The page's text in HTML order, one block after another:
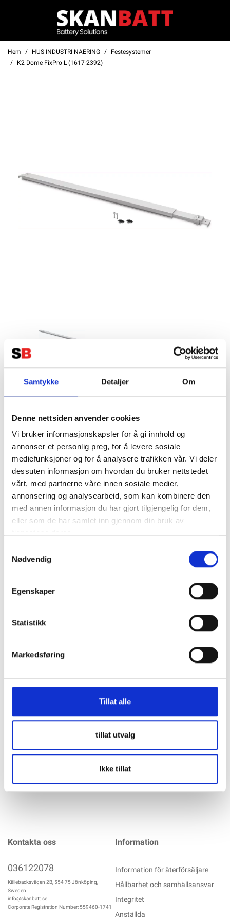
Samtykke Detaljer Om
Denne nettsiden anvender cookies
Vi bruker informasjonskapsler for å gi innhold og
annonser et personlig preg, for å levere sosiale
mediefunksjoner og for å analysere trafikken vår. Vi deler
dessuten informasjon om hvordan du bruker nettstedet
vårt, med partnerne våre innen sosiale medier,
annonsering og analysearbeid, som kan kombinere den
med annen informasjon du har gjort tilgjengelig for dem,
eller som de har samlet inn gjennom din bruk av
Nødvendig
Egenskaper
Statistikk
Markedsføring
Tillat alle
tillat utvalg
Ikke tillat
Hem HUS INDUSTRI NAERING
Festesystemer
K2 Dome FixPro L (1617-2392)
K2 Dome FixPro L (1617-2392)
Fästtillbehör för montering av K2 Dome 6-systemet på tak ≥
3° på en monteringsfot. Beroende på mont..
mer info
Får endast installeras av ett auktoriserat installatör
Produktnummer:
62957
Kategorier:
Festesystemer
Beskrivning
en krävs en klättrare M10 eller M12 och en adapterplatta
separat. Lämplig för modullängder 1617 - 2392 mm.
Kontakta oss
036122078
Källebacksvägen 2B, 554 75 Jönköping,
Sweden
info@skanbatt.se
Corporate Registration Number: 559460-1741
Information
Information för återförsäljare
Hållbarhet och samhällsansvar
Integritet
Anställda